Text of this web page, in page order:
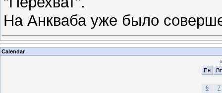
На Анкваба уже было
Calendar
«
Пн
Вт
6
7